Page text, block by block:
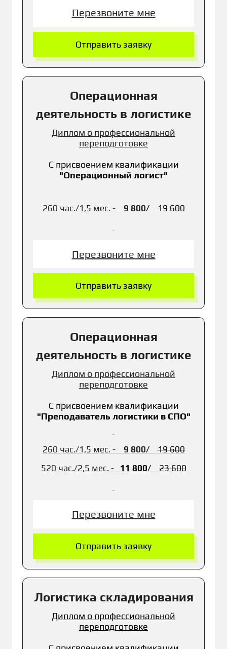
Перезвоните мне
Отправить заявку
Операционная
деятельность в логистике
Диплом о профессиональной
переподготовке
С присвоением квалификации
"Операционный логист"
260 час./1,5 мес. - 9 800/19 600
Перезвоните мне
Отправить заявку
Операционная
деятельность в логистике
Диплом о профессиональной
переподготовке
С присвоением квалификации
"Преподаватель логистики в СПО"
260 час./1,5 мес. - 9 800/19 600
520 час./2,5 мес. - 11 800/23 600
Перезвоните мне
Отправить заявку
Логистика складирования
Диплом о профессиональной
переподготовке